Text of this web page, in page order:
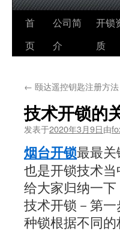
跳
至
文
首
页
公司简
介
开锁
质
← 颐达遥控钥匙注册方法
技术开锁的
发表于2020年3月9日由
烟台开锁最最
也是开锁技术
给大家归纳一下
技术开锁－第
种锁根据不同